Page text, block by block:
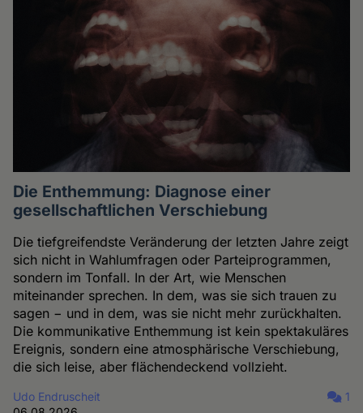
Die Enthemmung: Diagnose einer
gesellschaftlichen Verschiebung
Die tiefgreifendste Veränderung der letzten Jahre zeigt
sich nicht in Wahlumfragen oder Parteiprogrammen,
sondern im Tonfall. In der Art, wie Menschen
miteinander sprechen. In dem, was sie sich trauen zu
sagen − und in dem, was sie nicht mehr zurückhalten.
Die kommunikative Enthemmung ist kein spektakuläres
Ereignis, sondern eine atmosphärische Verschiebung,
die sich leise, aber flächendeckend vollzieht.
Udo Endruscheit
1